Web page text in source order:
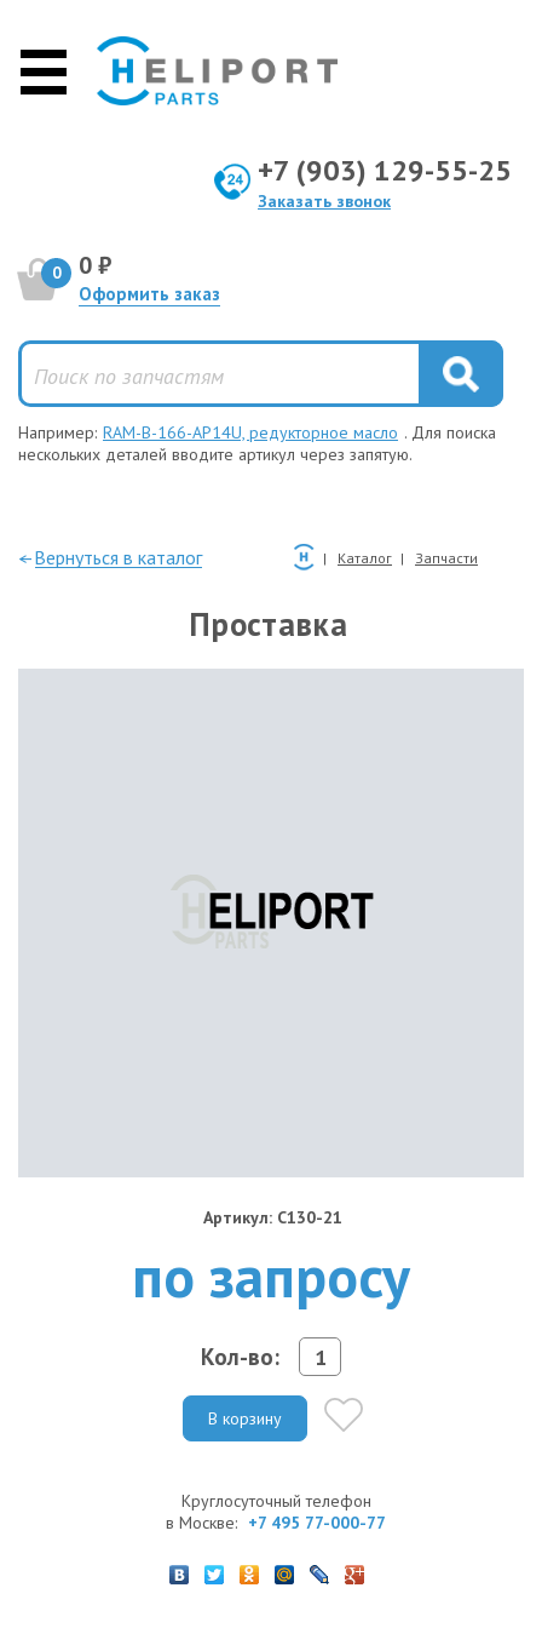
+7 (903) 129-55-25
Заказать звонок
0 0 ₽
Оформить заказ
Например: RAM-B-166-AP14U, редукторное масло . Для поиска
нескольких деталей вводите артикул через запятую.
—Вернуться в каталог Каталог Запчасти
Проставка
Артикул: C130-21
по запросу
Кол-во:
В корзину
Круглосуточный телефон
в Москве: +7 495 77-000-77